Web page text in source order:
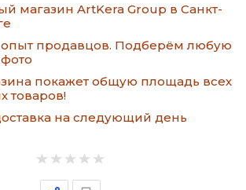
магазин ArtKera Group в Санкт-
опыт продавцов. Подберём любую
покажет общую площадь всех
товаров!
на следующий день